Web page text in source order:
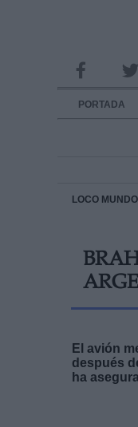
PORTADA
LOCO MUNDO
El avión
después
ha
INFORMACION
Responsable:
Destinatarios:
Información adicional